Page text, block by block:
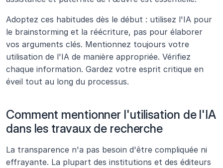
Adoptez ces habitudes dès le début : utilisez l'IA pour
le brainstorming et la réécriture, pas pour élaborer
vos arguments clés. Mentionnez toujours votre
utilisation de l'IA de manière appropriée. Vérifiez
chaque information. Gardez votre esprit critique en
éveil tout au long du processus.
Comment mentionner l'utilisation de l'IA
dans les travaux de recherche
La transparence n'a pas besoin d'être compliquée ni
effrayante. La plupart des institutions et des éditeurs